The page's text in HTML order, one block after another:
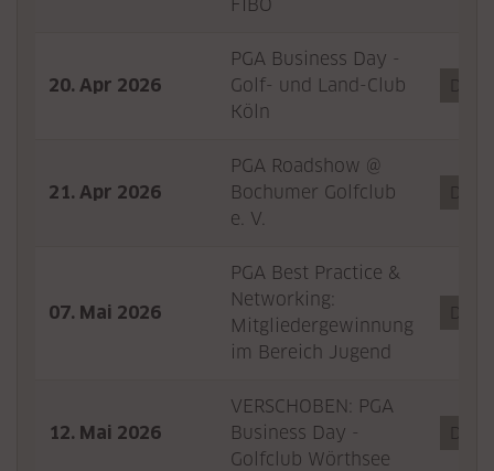
FIBO
20. Apr 2026
PGA Business Day -
Golf- und Land-Club
Köln
21. Apr 2026
PGA Roadshow @
Bochumer Golfclub
e. V.
07. Mai 2026
PGA Best Practice &
Networking:
Mitgliedergewinnung
im Bereich Jugend
12. Mai 2026
VERSCHOBEN: PGA
Business Day -
Golfclub Wörthsee